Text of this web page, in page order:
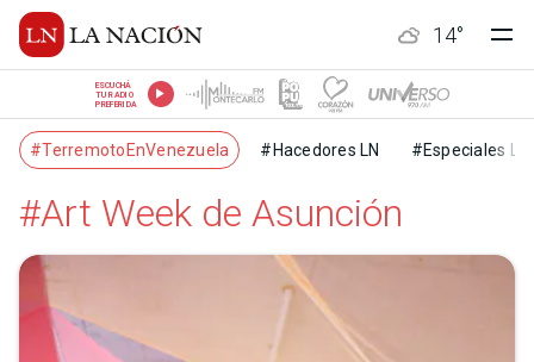
14°
ESCUCHÁ
TU RADIO
PREFERIDA
#TerremotoEnVenezuela #Hacedores LN #Especiales LN
#Art Week de Asunción